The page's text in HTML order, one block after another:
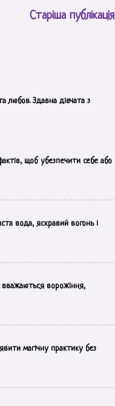
Старіша публікація
любов. Здавна дівчата з
щоб убезпечити себе або
вода, яскравий вогонь і
вважаються ворожіння,
магічну практику без